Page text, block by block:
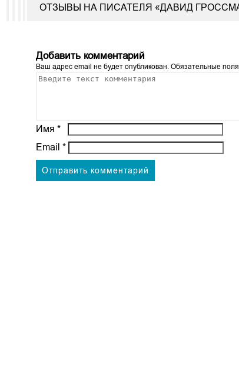
ОТЗЫВЫ НА ПИСАТЕЛЯ «ДАВИД
Добавить комментарий
Ваш адрес email не будет опубликован. Обязательные
Имя*
Email*